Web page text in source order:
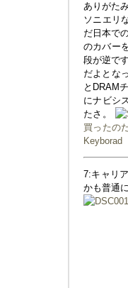
ありがた
ソニエリ
だ日本で
のカバー
段が逆で
だよとな
とDRAM
にナビシ
たさ。
買ったの
Keyborad
7:キャリ
かも普通